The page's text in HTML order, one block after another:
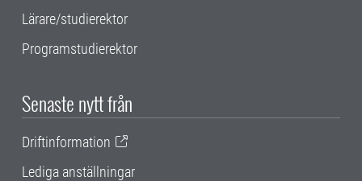
Lärare/studierektor
Programstudierektor
Senaste nytt från
Driftinformation
Lediga anställningar